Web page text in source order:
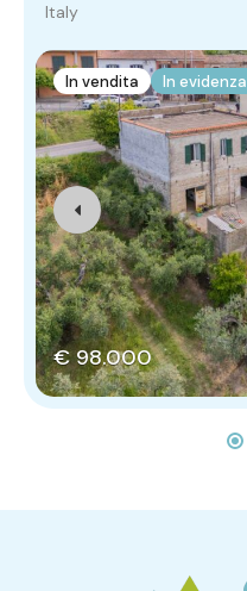
Italy
In vendita In evidenza
€ 98.000